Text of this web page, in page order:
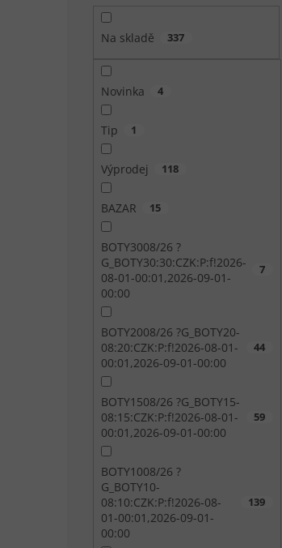
Na skladě 337
Novinka 4
Tip 1
Výprodej 118
BAZAR 15
BOTY3008/26 ?
G_BOTY30:30:CZK:P:f!2026-
08-01-00:01,2026-09-01-
00:00
7
BOTY2008/26 ?G_BOTY20-
08:20:CZK:P:f!2026-08-01-
00:01,2026-09-01-00:00
44
BOTY1508/26 ?G_BOTY15-
08:15:CZK:P:f!2026-08-01-
00:01,2026-09-01-00:00
59
BOTY1008/26 ?
G_BOTY10-
08:10:CZK:P:f!2026-08-
01-00:01,2026-09-01-
00:00
139